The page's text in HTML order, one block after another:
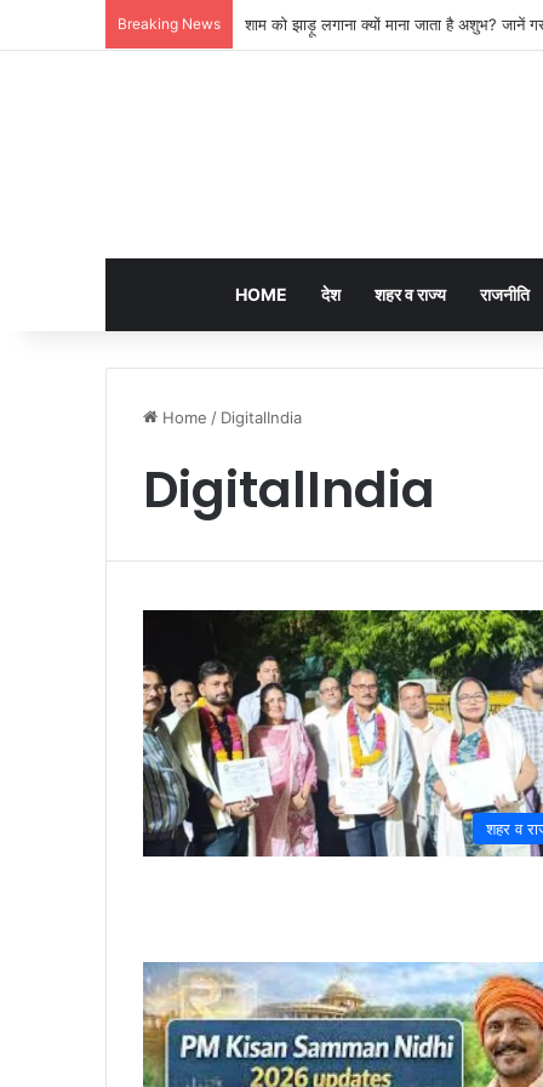
Breaking News लखनऊ की ‘समिट बिल्डिंग’ में चल रहा था 200
HOME देश शहर व राज्य राजनीति
Home / DigitalIndia
DigitalIndia
शहर व